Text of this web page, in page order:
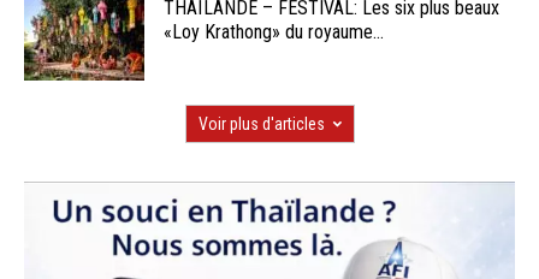
THAÏLANDE – FESTIVAL: Les six plus beaux
«Loy Krathong» du royaume...
Voir plus d'articles